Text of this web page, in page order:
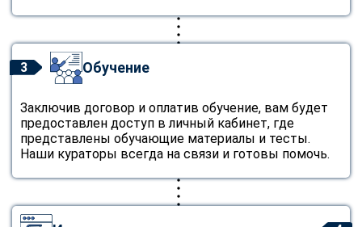
3 Обучение
Заключив договор и оплатив обучение, вам будет
предоставлен доступ в личный кабинет, где
представлены обучающие материалы и тесты.
Наши кураторы всегда на связи и готовы помочь.